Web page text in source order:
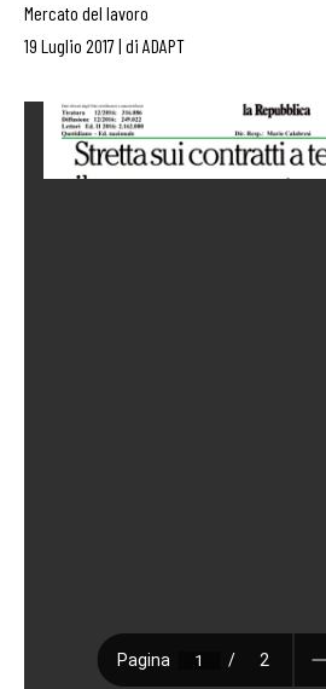
Mercato del lavoro
19 Luglio 2017| di ADAPT